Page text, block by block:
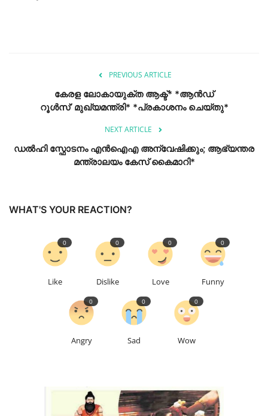
PREVIOUS ARTICLE
കേരള ലോകായുക്ത ആക്ട്* *ആൻഡ്
റൂൾസ്’ മുഖ്യമന്ത്രി* *പ്രകാശനം ചെയ്തു*
NEXT ARTICLE
ഡല്‍ഹി സ്ഫോടനം എന്‍ഐഎ അന്വേഷിക്കും; ആഭ്യന്തര
മന്ത്രാലയം കേസ് കൈമാറി*
WHAT'S YOUR REACTION?
Like
0
Dislike
0
Love
0
Funny
0
Angry
0
Sad
0
Wow
0